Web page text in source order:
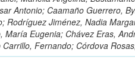
Antonio; Caamaño Guerrero,
Rodríguez Jiménez, Nadia
María Eugenia; Chávez Eras,
Fernando; Córdova